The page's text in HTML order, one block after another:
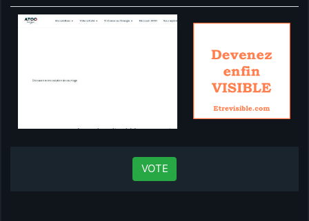
VOTE